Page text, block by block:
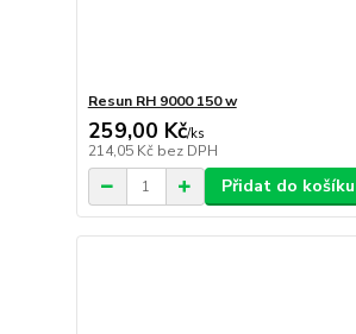
Resun RH 9000 150 w
259,00 Kč/ks
214,05 Kč bez DPH
Přidat do košíku